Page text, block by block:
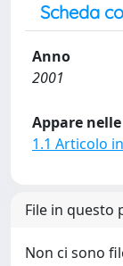
Scheda
Anno
2001
Appare
1.1 Articolo
File in questo
Non ci sono